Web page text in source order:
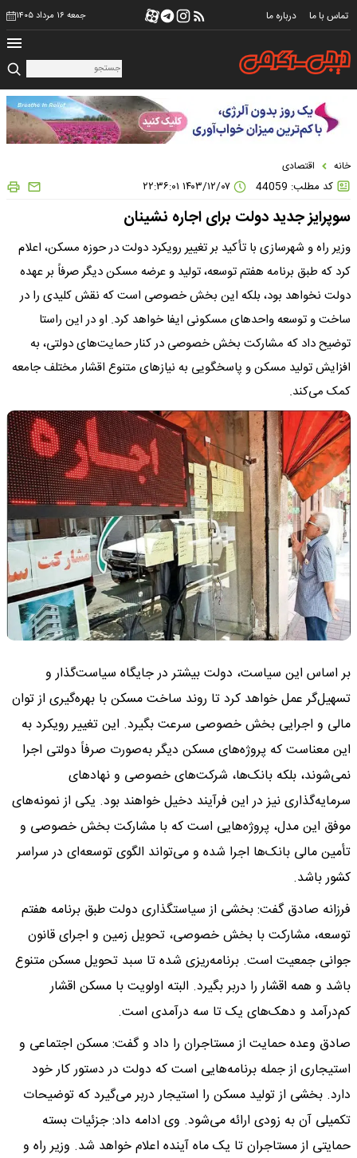
تماس با ما درباره ما جمعه ۱۶ مرداد ۱۴۰۵
خانه اقتصادی
کد مطلب: 44059
سوپرایز جدید دولت برای اجاره نشینان
وزیر راه و شهرسازی با تأکید بر تغییر رویکرد دولت در حوزه مسکن، اعلام
کرد که طبق برنامه هفتم توسعه، تولید و عرضه مسکن دیگر صرفاً بر عهده
دولت نخواهد بود، بلکه این بخش خصوصی است که نقش کلیدی را در
ساخت و توسعه واحدهای مسکونی ایفا خواهد کرد. او در این راستا
توضیح داد که مشارکت بخش خصوصی در کنار حمایت‌های دولتی، به
افزایش تولید مسکن و پاسخگویی به نیازهای متنوع اقشار مختلف جامعه
کمک می‌کند.
بر اساس این سیاست، دولت بیشتر در جایگاه سیاست‌گذار و
تسهیل‌گر عمل خواهد کرد تا روند ساخت مسکن با بهره‌گیری از توان
مالی و اجرایی بخش خصوصی سرعت بگیرد. این تغییر رویکرد به
این معناست که پروژه‌های مسکن دیگر به‌صورت صرفاً دولتی اجرا
نمی‌شوند، بلکه بانک‌ها، شرکت‌های خصوصی و نهادهای
سرمایه‌گذاری نیز در این فرآیند دخیل خواهند بود. یکی از نمونه‌های
موفق این مدل، پروژه‌هایی است که با مشارکت بخش خصوصی و
تأمین مالی بانک‌ها اجرا شده و می‌تواند الگوی توسعه‌ای در سراسر
کشور باشد.
فرزانه صادق گفت: بخشی از سیاستگذاری دولت طبق برنامه هفتم
توسعه، مشارکت با بخش خصوصی، تحویل زمین و اجرای قانون
جوانی جمعیت است. برنامه‌‌‌‌ریزی شده تا سبد تحویل مسکن متنوع
باشد و همه اقشار را دربر بگیرد. البته اولویت با مسکن اقشار
کم‌‌‌‌درآمد و دهک‌‌‌‌های یک تا سه درآمدی است.
صادق وعده حمایت از مستاجران را داد و گفت: مسکن اجتماعی و
استیجاری از جمله برنامه‌‌‌‌هایی است که دولت در دستور کار خود
دارد. بخشی از تولید مسکن را استیجار دربر می‌‌‌‌گیرد که توضیحات
تکمیلی آن به زودی ارائه می‌شود. وی ادامه داد: جزئیات بسته
حمایتی از مستاجران تا یک ماه آینده اعلام خواهد شد. وزیر راه و